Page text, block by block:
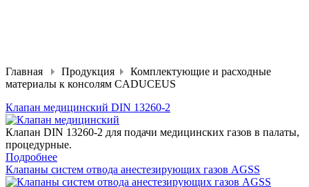
Главная Продукция
Комплектующие и расходные
материалы к консолям CADUCEUS
Клапан медицинский DIN 13260-2
Клапан DIN 13260-2 для подачи медицинских газов в палаты,
процедурные.
Подробнее
Клапаны систем отвода анестезирующих газов AGSS